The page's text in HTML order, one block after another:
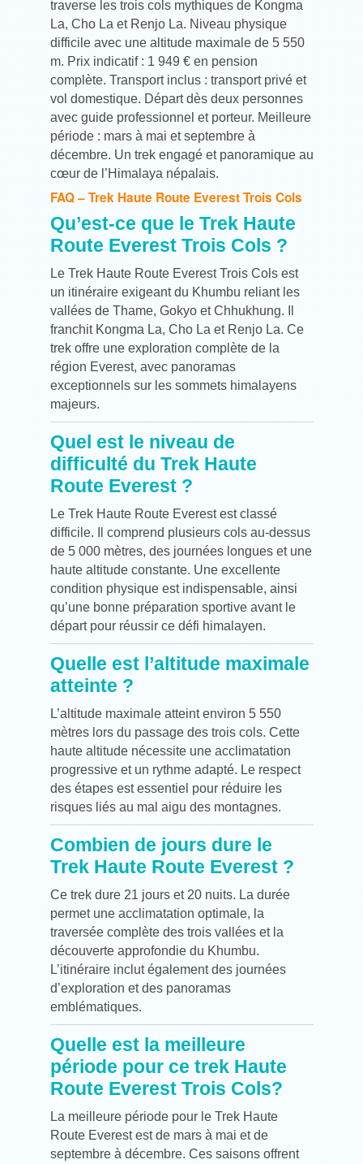
traverse les trois cols mythiques de Kongma
La, Cho La et Renjo La. Niveau physique
difficile avec une altitude maximale de 5 550
m. Prix indicatif : 1 949 € en pension
complète. Transport inclus : transport privé et
vol domestique. Départ dès deux personnes
avec guide professionnel et porteur. Meilleure
période : mars à mai et septembre à
décembre. Un trek engagé et panoramique au
cœur de l’Himalaya népalais.
FAQ – Trek Haute Route Everest Trois Cols
Qu’est-ce que le Trek Haute
Route Everest Trois Cols ?
Le Trek Haute Route Everest Trois Cols est
un itinéraire exigeant du Khumbu reliant les
vallées de Thame, Gokyo et Chhukhung. Il
franchit Kongma La, Cho La et Renjo La. Ce
trek offre une exploration complète de la
région Everest, avec panoramas
exceptionnels sur les sommets himalayens
majeurs.
Quel est le niveau de
difficulté du Trek Haute
Route Everest ?
Le Trek Haute Route Everest est classé
difficile. Il comprend plusieurs cols au-dessus
de 5 000 mètres, des journées longues et une
haute altitude constante. Une excellente
condition physique est indispensable, ainsi
qu’une bonne préparation sportive avant le
départ pour réussir ce défi himalayen.
Quelle est l’altitude maximale
atteinte ?
L’altitude maximale atteint environ 5 550
mètres lors du passage des trois cols. Cette
haute altitude nécessite une acclimatation
progressive et un rythme adapté. Le respect
des étapes est essentiel pour réduire les
risques liés au mal aigu des montagnes.
Combien de jours dure le
Trek Haute Route Everest ?
Ce trek dure 21 jours et 20 nuits. La durée
permet une acclimatation optimale, la
traversée complète des trois vallées et la
découverte approfondie du Khumbu.
L’itinéraire inclut également des journées
d’exploration et des panoramas
emblématiques.
Quelle est la meilleure
période pour ce trek Haute
Route Everest Trois Cols?
La meilleure période pour le Trek Haute
Route Everest est de mars à mai et de
septembre à décembre. Ces saisons offrent